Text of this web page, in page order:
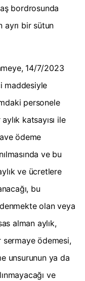
bordrosunda
ayrı bir sütun
14/7/2023
maddesiyle
personele
katsayısı ile
ödeme
ve bu
ve ücretlere
bu
olan veya
alman aylık,
ödemesi,
unsurunun ya da
ve